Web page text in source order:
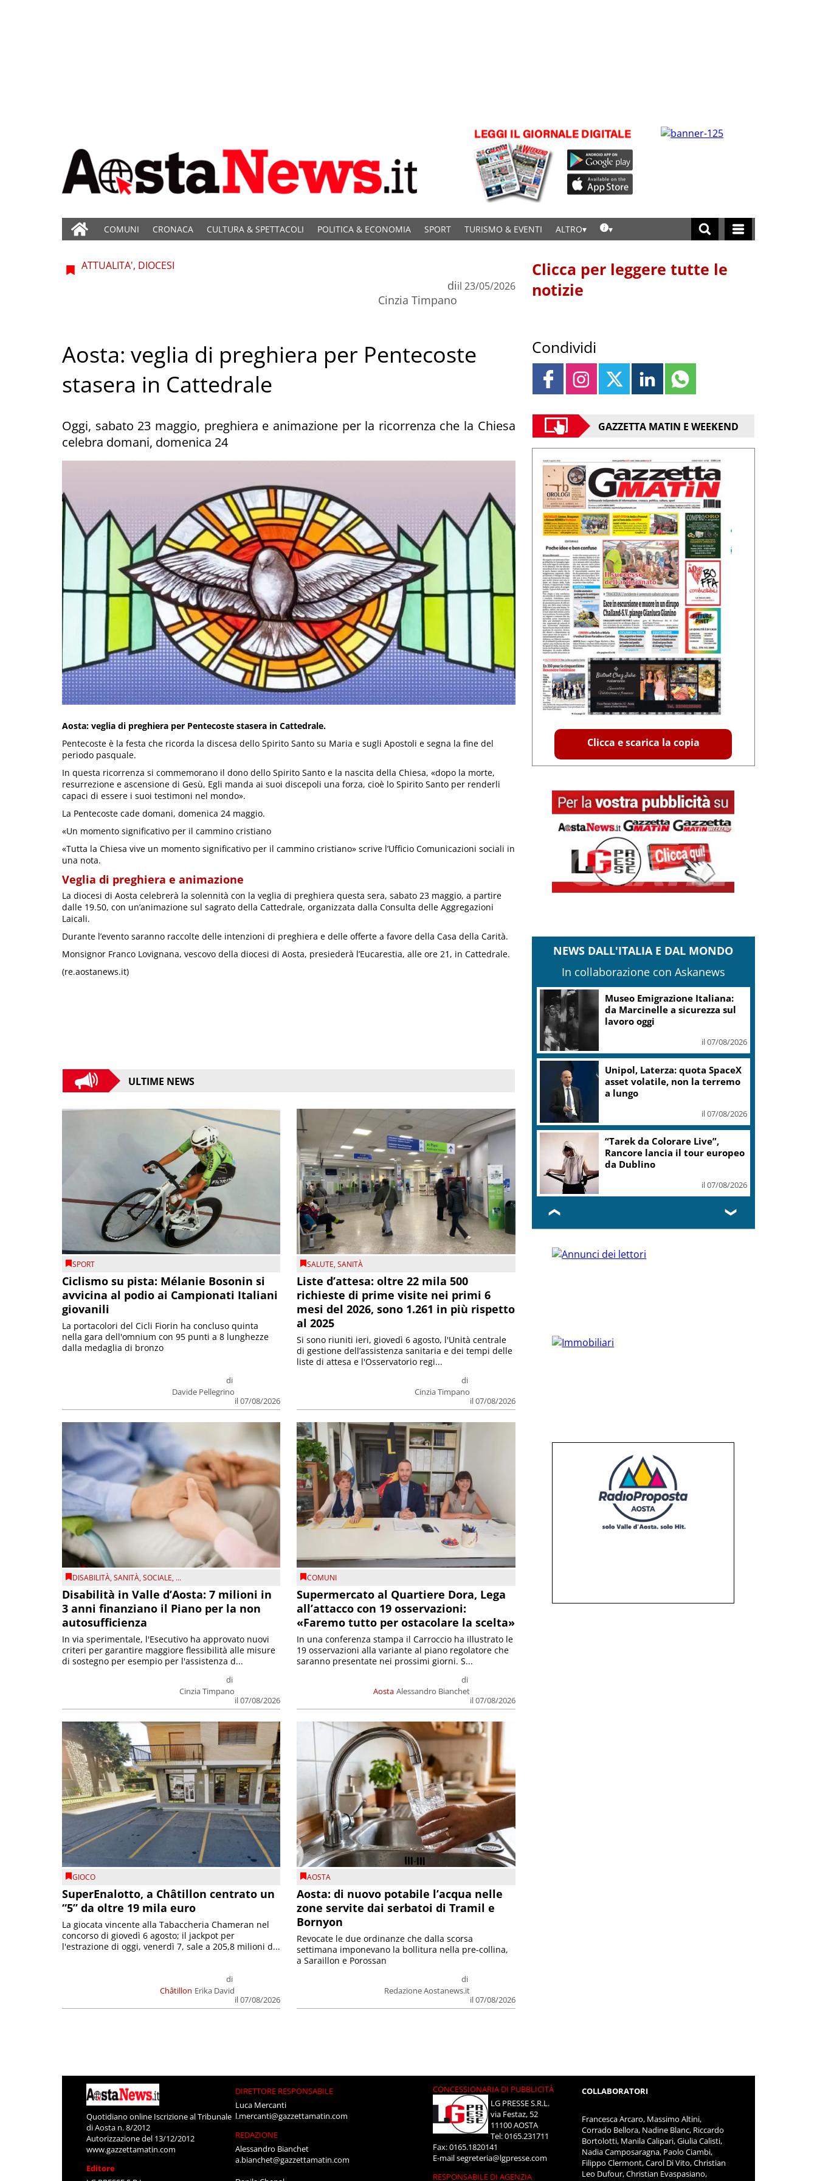
COMUNI CRONACA CULTURA & SPETTACOLI POLITICA & ECONOMIA SPORT TURISMO & EVENTI ALTRO
ATTUALITA', DIOCESI
di
Cinzia Timpano
il 23/05/2026
Aosta: veglia di preghiera per Pentecoste
stasera in Cattedrale
Oggi, sabato 23 maggio, preghiera e animazione per la ricorrenza che la Chiesa
celebra domani, domenica 24
Aosta: veglia di preghiera per Pentecoste stasera in Cattedrale.
Pentecoste è la festa che ricorda la discesa dello Spirito Santo su Maria e sugli Apostoli e segna la fine del
periodo pasquale.
In questa ricorrenza si commemorano il dono dello Spirito Santo e la nascita della Chiesa, «dopo la morte,
resurrezione e ascensione di Gesù, Egli manda ai suoi discepoli una forza, cioè lo Spirito Santo per renderli
capaci di essere i suoi testimoni nel mondo».
La Pentecoste cade domani, domenica 24 maggio.
«Un momento significativo per il cammino cristiano
«Tutta la Chiesa vive un momento significativo per il cammino cristiano» scrive l’Ufficio Comunicazioni sociali in
una nota.
Veglia di preghiera e animazione
La diocesi di Aosta celebrerà la solennità con la veglia di preghiera questa sera, sabato 23 maggio, a partire
dalle 19.50, con un’animazione sul sagrato della Cattedrale, organizzata dalla Consulta delle Aggregazioni
Laicali.
Durante l’evento saranno raccolte delle intenzioni di preghiera e delle offerte a favore della Casa della Carità.
Monsignor Franco Lovignana, vescovo della diocesi di Aosta, presiederà l’Eucarestia, alle ore 21, in Cattedrale.
(re.aostanews.it)
ULTIME NEWS
SPORT
Ciclismo su pista: Mélanie Bosonin si
avvicina al podio ai Campionati Italiani
giovanili
di
Davide Pellegrino
il 07/08/2026
La portacolori del Cicli Fiorin ha concluso quinta
nella gara dell'omnium con 95 punti a 8 lunghezze
dalla medaglia di bronzo
SALUTE,SANITÀ
Liste d’attesa: oltre 22 mila 500
richieste di prime visite nei primi 6
mesi del 2026, sono 1.261 in più rispetto
al 2025
di
Cinzia Timpano
il 07/08/2026
Si sono riuniti ieri, giovedì 6 agosto, l'Unità centrale
di gestione dell’assistenza sanitaria e dei tempi delle
liste di attesa e l'Osservatorio regi...
DISABILITÀ,SANITÀ,SOCIALE, ...
Disabilità in Valle d’Aosta: 7 milioni in
3 anni finanziano il Piano per la non
autosufficienza
di
Cinzia Timpano
il 07/08/2026
In via sperimentale, l'Esecutivo ha approvato nuovi
criteri per garantire maggiore flessibilità alle misure
di sostegno per esempio per l'assistenza d...
COMUNI
Supermercato al Quartiere Dora, Lega
all’attacco con 19 osservazioni:
«Faremo tutto per ostacolare la scelta»
Aosta
di
Alessandro Bianchet
il 07/08/2026
In una conferenza stampa il Carroccio ha illustrato le
19 osservazioni alla variante al piano regolatore che
saranno presentate nei prossimi giorni. S...
GIOCO
SuperEnalotto, a Châtillon centrato un
“5” da oltre 19 mila euro
Châtillon
di
Erika David
il 07/08/2026
La giocata vincente alla Tabaccheria Chameran nel
concorso di giovedì 6 agosto; il jackpot per
l'estrazione di oggi, venerdì 7, sale a 205,8 milioni d...
AOSTA
Aosta: di nuovo potabile l’acqua nelle
zone servite dai serbatoi di Tramil e
Bornyon
di
Redazione Aostanews.it
il 07/08/2026
Revocate le due ordinanze che dalla scorsa
settimana imponevano la bollitura nella pre-collina,
a Saraillon e Porossan
Clicca per leggere tutte le
notizie
Condividi
GAZZETTA MATIN E WEEKEND
Clicca e scarica la copia
NEWS DALL'ITALIA E DAL MONDO
In collaborazione con Askanews
Museo Emigrazione Italiana:
da Marcinelle a sicurezza sul
lavoro oggi
il 07/08/2026
Unipol, Laterza: quota SpaceX
asset volatile, non la terremo
a lungo
il 07/08/2026
“Tarek da Colorare Live”,
Rancore lancia il tour europeo
da Dublino
il 07/08/2026
❮ ❯
Quotidiano online Iscrizione al Tribunale
di Aosta n. 8/2012
Autorizzazione del 13/12/2012
www.gazzettamatin.com
Editore
DIRETTORE RESPONSABILE
Luca Mercanti
l.mercanti@gazzettamatin.com
REDAZIONE
Alessandro Bianchet
a.bianchet@gazzettamatin.com
CONCESSIONARIA DI PUBBLICITÀ
LG PRESSE S.R.L.
via Festaz, 52
11100 AOSTA
Tel: 0165.231711
Fax: 0165.1820141
E-mailsegreteria@lgpresse.com
RESPONSABILE DI AGENZIA
COLLABORATORI
Francesca Arcaro, Massimo Altini,
Corrado Bellora, Nadine Blanc, Riccardo
Bortolotti, Manila Calipari, Giulia Calisti,
Nadia Camposaragna, Paolo Ciambi,
Filippo Clermont, Carol Di Vito, Christian
Leo Dufour, Christian Evaspasiano,